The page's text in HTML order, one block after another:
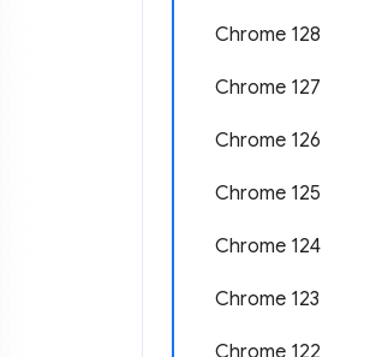
Chrome 128
Chrome 127
Chrome 126
Chrome 125
Chrome 124
Chrome 123
Chrome 122